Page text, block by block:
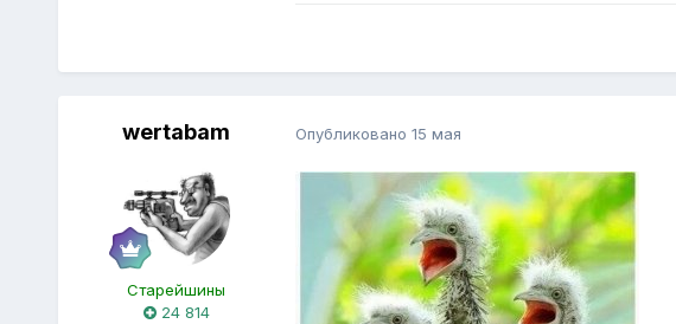
wertabam
Старейшины
24 814
Опубликовано 15 мая